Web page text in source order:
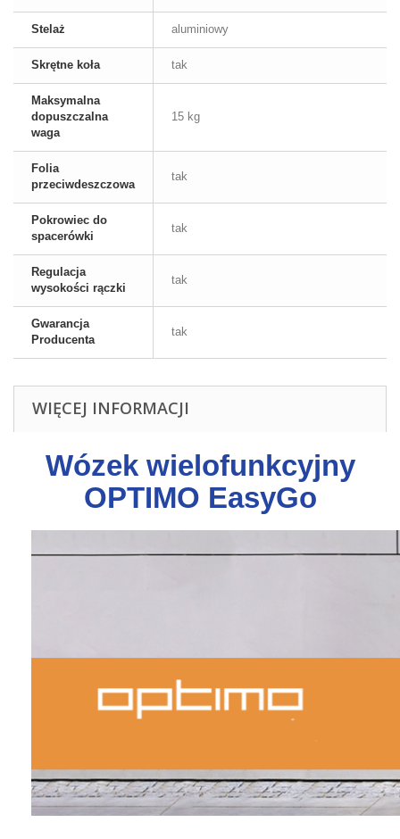
Stelaż aluminiowy
Skrętne koła tak
Maksymalna
dopuszczalna
waga
15 kg
Folia
przeciwdeszczowa
tak
Pokrowiec do
spacerówki
tak
Regulacja
wysokości rączki
tak
Gwarancja
Producenta
tak
WIĘCEJ INFORMACJI
Wózek wielofunkcyjny
OPTIMO EasyGo